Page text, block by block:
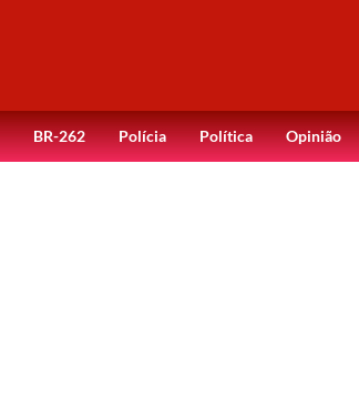
BR-262 Polícia Política Opinião